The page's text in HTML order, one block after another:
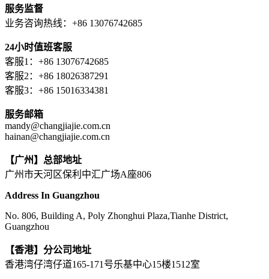
服务监督
业务咨询热线：+86 13076742685
24小时值班客服
客服1：+86 13076742685
客服2：+86 18026387291
客服3：+86 15016334381
服务邮箱
mandy@changjiajie.com.cn
hainan@changjiajie.com.cn
【广州】总部地址
广州市天河区保利中汇广场A座806
Address In Guangzhou
No. 806, Building A, Poly Zhonghui Plaza,Tianhe District,
Guangzhou
【香港】分公司地址
香港湾仔湾仔道165-171号乐基中心15楼1512室